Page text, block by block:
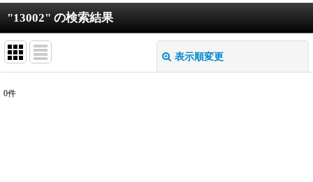
"13002" の検索結果
表示順変更
商品検索
0件